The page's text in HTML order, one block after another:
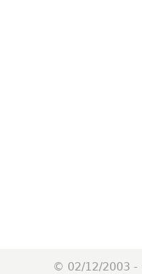
© 02/12/2003 -